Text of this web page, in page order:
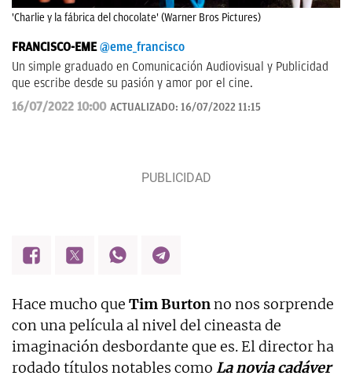
'Charlie y la fábrica del chocolate' (Warner Bros Pictures)
FRANCISCO-EME @eme_francisco
Un simple graduado en Comunicación Audiovisual y Publicidad
que escribe desde su pasión y amor por el cine.
16/07/2022 10:00 ACTUALIZADO: 16/07/2022 11:15
Hace mucho que Tim Burtonno nos sorprende
con una película al nivel del cineasta de
imaginación desbordante que es. El director ha
rodado títulos notables como La novia cadáver